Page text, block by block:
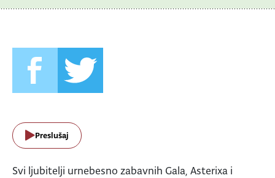
Preslušaj
Svi ljubitelji urnebesno zabavnih Gala, Asterixa i